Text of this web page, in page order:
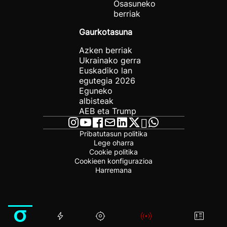
Osasuneko
berriak
Gaurkotasuna
Azken berriak
Ukrainako gerra
Euskadiko lan
egutegia 2026
Eguneko
albisteak
AEB eta Trump
Pribatutasun politika
Lege oharra
Cookie politika
Cookieen konfigurazioa
Harremana